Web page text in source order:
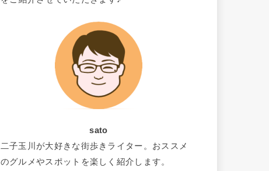
sato
二子玉川が大好きな街歩きライター。おススメ
のグルメやスポットを楽しく紹介します。